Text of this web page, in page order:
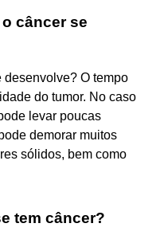
câncer se
desenvolve? O tempo
do tumor. No caso
levar poucas
demorar muitos
sólidos, bem como
tem câncer?